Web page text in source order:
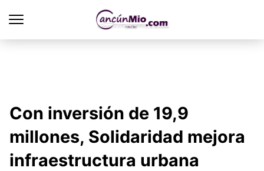
Con inversión de 19,9
millones, Solidaridad mejora
infraestructura urbana